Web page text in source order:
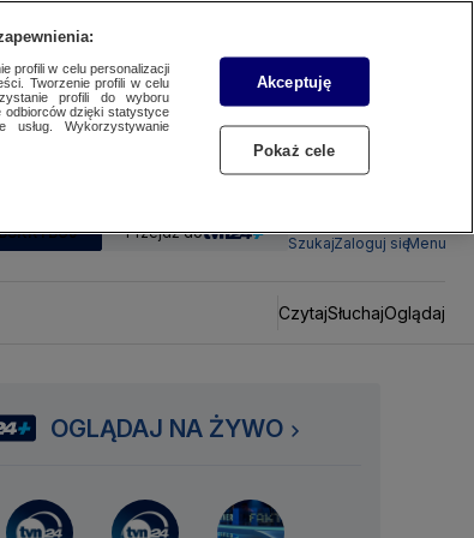
Przejdź do
SzukajZaloguj sięMenu
CzytajSłuchajOglądaj
OGLĄDAJ NA ŻYWO
profili w celu personalizacji
Tworzenie profili w celu
profili do wyboru
odbiorców dzięki statystyce
Wykorzystywanie
Akceptuję
Pokaż cele